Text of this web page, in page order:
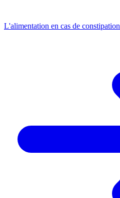
L'alimentation en cas de constipation